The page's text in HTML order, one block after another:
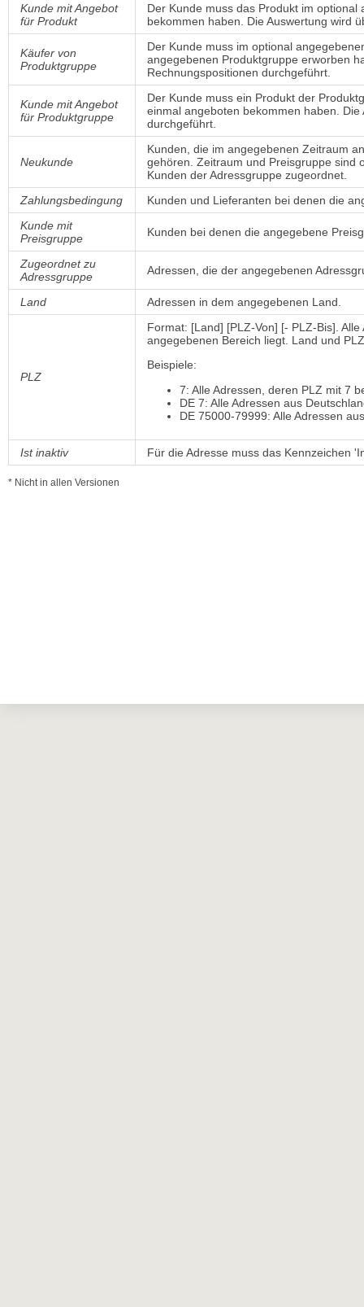
Kunde mit Angebot
für Produkt
Der Kunde muss das Produkt im
bekommen haben. Die Auswertung wird
Käufer von
Produktgruppe
Der Kunde muss im optional
angegebenen Produktgruppe erworben
Rechnungspositionen durchgeführt.
Kunde mit Angebot
für Produktgruppe
Der Kunde muss ein Produkt der
einmal angeboten bekommen haben.
durchgeführt.
Neukunde
Kunden, die im angegebenen Zeitraum
gehören. Zeitraum und Preisgruppe sind
Kunden der Adressgruppe zugeordnet.
Zahlungsbedingung
Kunden und Lieferanten bei denen die
Kunde mit
Preisgruppe
Kunden bei denen die angegebene
Zugeordnet zu
Adressgruppe
Adressen, die der angegebenen
Land Adressen in dem angegebenen Land.
PLZ
Format: [Land] [PLZ-Von] [- PLZ-Bis].
angegebenen Bereich liegt. Land und
Beispiele:
7: Alle Adressen, deren PLZ mit 7
DE 7: Alle Adressen aus
DE 75000-79999: Alle Adressen
Ist inaktiv Für die Adresse muss das Kennzeichen
* Nicht in allen Versionen